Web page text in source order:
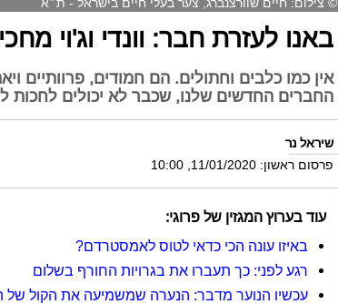
באנו לעזרת חבר: וונדי וג'וי
אין כמו כלבים וחתולים. הם חמודים, פרוותיים
החברים החדשים שלנו, שכבר לא יכולים
שיראל נר
פרסום ראשון: 11/01/2020, 10:00
עוד בערוץ המגזין של פרוגי:
באיזו עונה הכי כדאי לטוס לאמסטרדם?
רגע לפני: כך תעברו את בגרויות החורף בשלום
עכשיו הנוער מדבר: הנערה שמשמיעה את הקול של